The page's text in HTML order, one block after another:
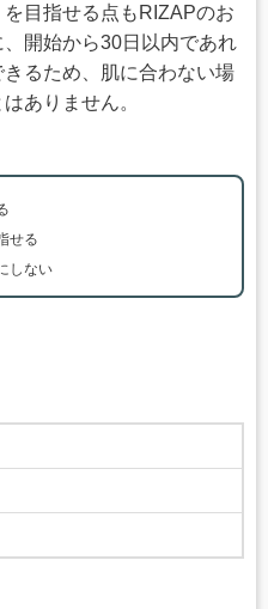
を目指せる点もRIZAPのお
開始から30日以内であれ
るため、肌に合わない場
ありません。
せる
しない